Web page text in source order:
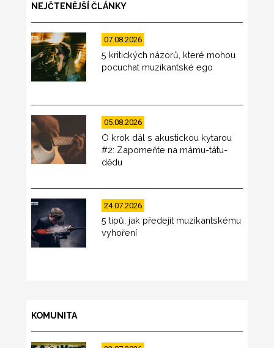
NEJČTENĚJŠÍ ČLÁNKY
07.08.2026
5 kritických názorů, které mohou
pocuchat muzikantské ego
05.08.2026
O krok dál s akustickou kytarou
#2: Zapomeňte na mámu-tátu-
dědu
24.07.2026
5 tipů, jak předejít muzikantskému
vyhoření
KOMUNITA